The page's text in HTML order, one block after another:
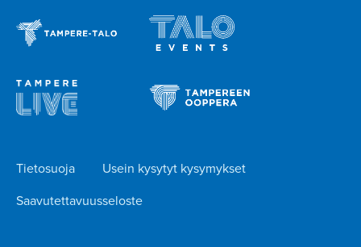
Tietosuoja
Usein kysytyt kysymykset
Saavutettavuusseloste